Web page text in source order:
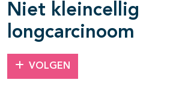
Niet kleincellig
longcarcinoom
VOLGEN